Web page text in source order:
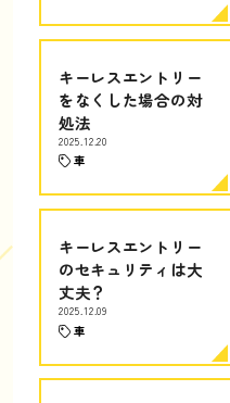
キーレスエントリー
をなくした場合の対
処法
2025.12.20
車
キーレスエントリー
のセキュリティは大
丈夫？
2025.12.09
車